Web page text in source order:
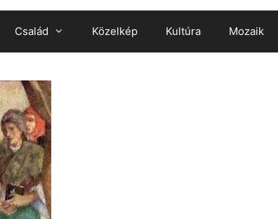
Család Közelkép Kultúra Mozaik